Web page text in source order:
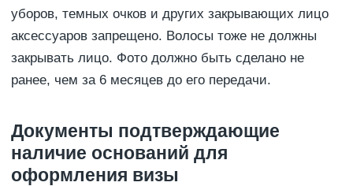
уборов, темных очков и других закрывающих лицо
аксессуаров запрещено. Волосы тоже не должны
закрывать лицо. Фото должно быть сделано не
ранее, чем за 6 месяцев до его передачи.
Документы подтверждающие
наличие оснований для
оформления визы